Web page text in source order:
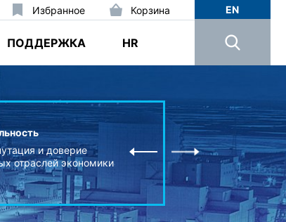
Избранное Корзина
ПОДДЕРЖКА HR
EN
и доверие
отраслей экономики
Качество
100